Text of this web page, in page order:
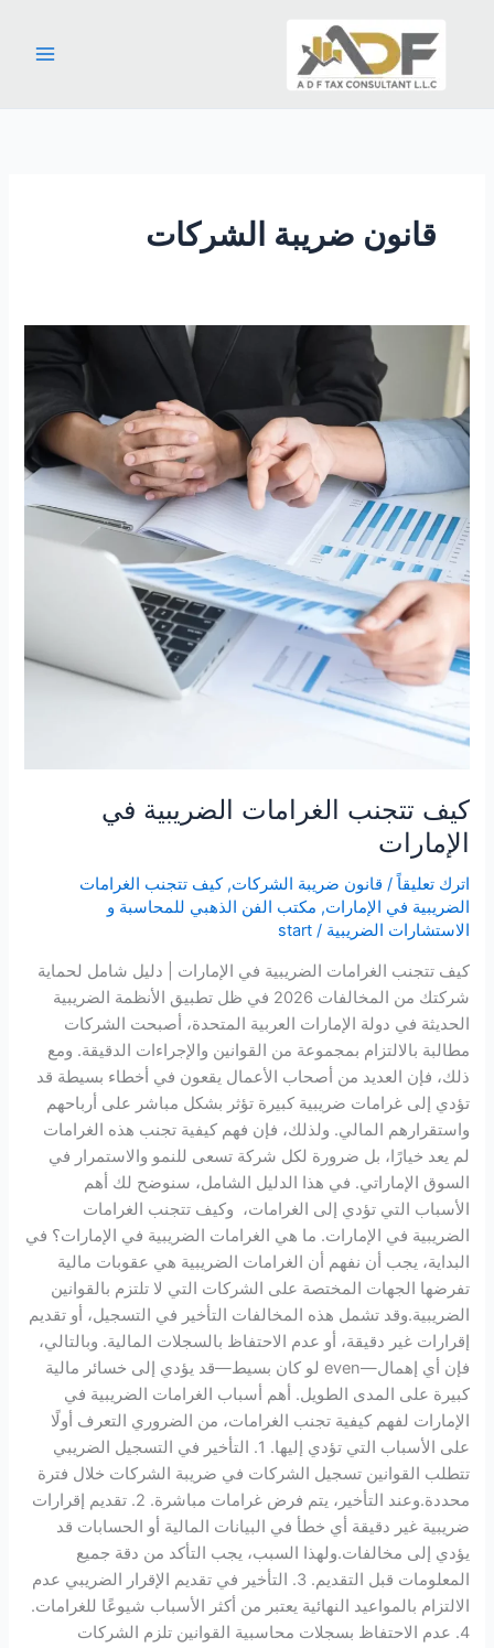
قانون ضريبة الشركات
كيف تتجنب الغرامات الضريبية في
الإمارات
اترك تعليقاً / قانون ضريبة الشركات,كيف تتجنب الغرامات
الضريبية في الإمارات, مكتب الفن الذهبي للمحاسبة و
الاستشارات الضريبية /
start
كيف تتجنب الغرامات الضريبية في الإمارات | دليل شامل لحماية
شركتك من المخالفات 2026 في ظل تطبيق الأنظمة الضريبية
الحديثة في دولة الإمارات العربية المتحدة، أصبحت الشركات
مطالبة بالالتزام بمجموعة من القوانين والإجراءات الدقيقة. ومع
ذلك، فإن العديد من أصحاب الأعمال يقعون في أخطاء بسيطة قد
تؤدي إلى غرامات ضريبية كبيرة تؤثر بشكل مباشر على أرباحهم
واستقرارهم المالي. ولذلك، فإن فهم كيفية تجنب هذه الغرامات
لم يعد خيارًا، بل ضرورة لكل شركة تسعى للنمو والاستمرار في
السوق الإماراتي. في هذا الدليل الشامل، سنوضح لك أهم
الأسباب التي تؤدي إلى الغرامات، وكيف تتجنب الغرامات
الضريبية في الإمارات. ما هي الغرامات الضريبية في الإمارات؟ في
البداية، يجب أن نفهم أن الغرامات الضريبية هي عقوبات مالية
تفرضها الجهات المختصة على الشركات التي لا تلتزم بالقوانين
الضريبية.وقد تشمل هذه المخالفات التأخير في التسجيل، أو تقديم
إقرارات غير دقيقة، أو عدم الاحتفاظ بالسجلات المالية. وبالتالي،
فإن أي إهمال—even لو كان بسيط—قد يؤدي إلى خسائر مالية
كبيرة على المدى الطويل. أهم أسباب الغرامات الضريبية في
الإمارات لفهم كيفية تجنب الغرامات، من الضروري التعرف أولًا
على الأسباب التي تؤدي إليها. 1. التأخير في التسجيل الضريبي
تتطلب القوانين تسجيل الشركات في ضريبة الشركات خلال فترة
محددة.وعند التأخير، يتم فرض غرامات مباشرة. 2. تقديم إقرارات
ضريبية غير دقيقة أي خطأ في البيانات المالية أو الحسابات قد
يؤدي إلى مخالفات.ولهذا السبب، يجب التأكد من دقة جميع
المعلومات قبل التقديم. 3. التأخير في تقديم الإقرار الضريبي عدم
الالتزام بالمواعيد النهائية يعتبر من أكثر الأسباب شيوعًا للغرامات.
4. عدم الاحتفاظ بسجلات محاسبية القوانين تلزم الشركات
كيف
تتجنب
الغرامات
الضريبية
في